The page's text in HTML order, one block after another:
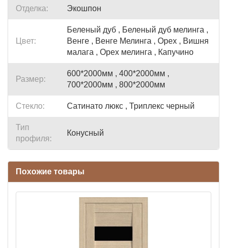
Отделка: Экошпон
Цвет:
Беленый дуб , Беленый дуб мелинга ,
Венге , Венге Мелинга , Орех , Вишня
малага , Орех мелинга , Капучино
Размер:
600*2000мм , 400*2000мм ,
700*2000мм , 800*2000мм
Стекло: Сатинато люкс , Триплекс черный
Тип
профиля:
Конусный
Похожие товары